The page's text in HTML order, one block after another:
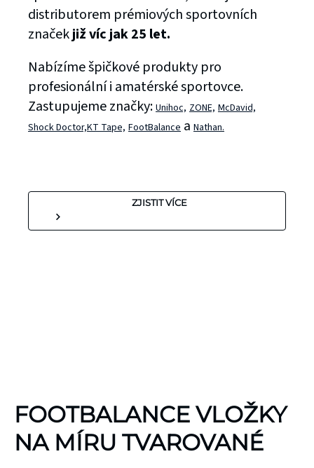
distributorem prémiových sportovních
značekjiž víc jak 25 let.
Nabízíme špičkové produkty pro
profesionální i amatérské sportovce.
Zastupujeme značky: Unihoc, ZONE, McDavid,
Shock Doctor,KT Tape, FootBalance a Nathan.
ZJISTIT VÍCE
FOOTBALANCE VLOŽKY
NA MÍRU TVAROVANÉ
KINEZIOLOGICKÉ
TEJPY
KT TAPE